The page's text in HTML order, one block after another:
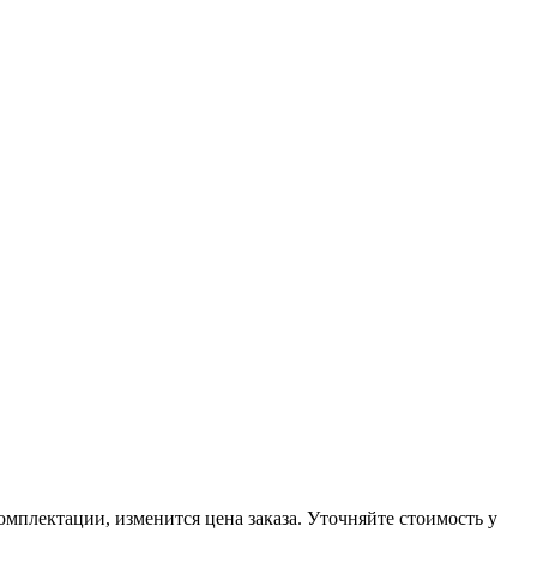
изменится цена заказа. Уточняйте стоимость у